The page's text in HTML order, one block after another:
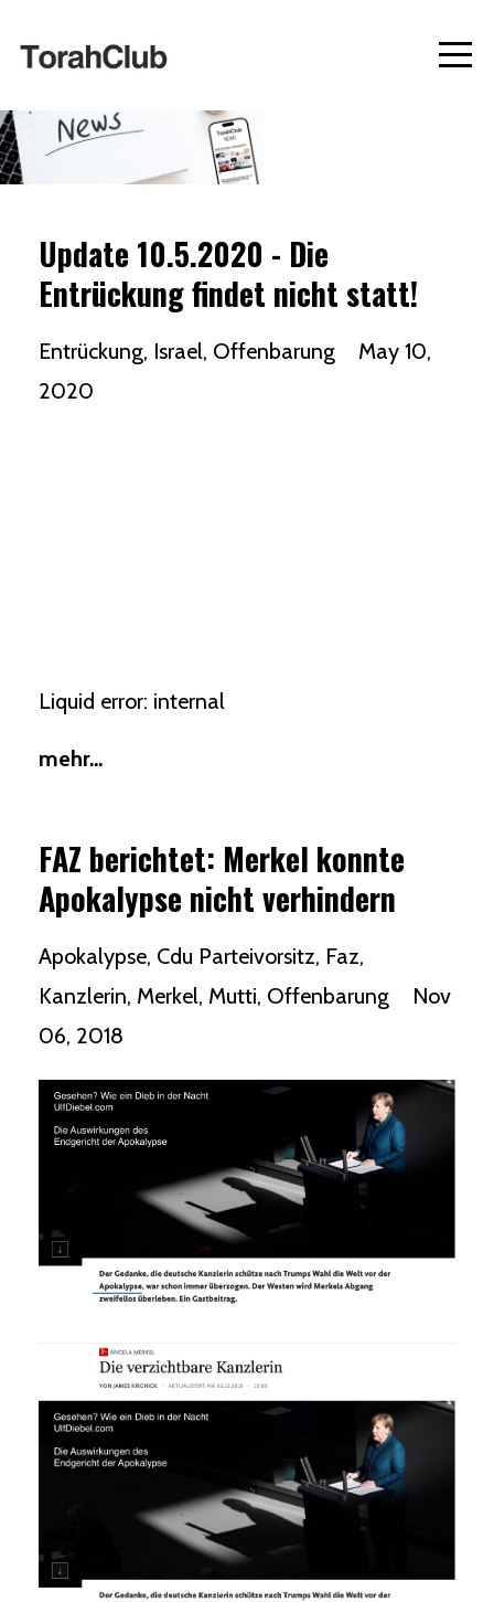
Update 10.5.2020 - Die
Entrückung findet nicht statt!
Entrückung Israel Offenbarung
May 10,
2020
Liquid error: internal
mehr...
FAZ berichtet: Merkel konnte
Apokalypse nicht verhindern
Apokalypse Cdu Parteivorsitz Faz
Kanzlerin Merkel Mutti Offenbarung
Nov
06, 2018